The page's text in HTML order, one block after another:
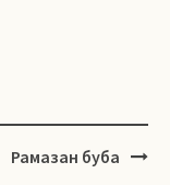
Рамазан буба